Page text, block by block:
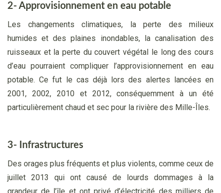
2- Approvisionnement en eau potable
Les changements climatiques, la perte des milieux
humides et des plaines inondables, la canalisation des
ruisseaux et la perte du couvert végétal le long des cours
d’eau pourraient compliquer l’approvisionnement en eau
potable. Ce fut le cas déjà lors des alertes lancées en
2001, 2002, 2010 et 2012, conséquemment à un été
particulièrement chaud et sec pour la rivière des Mille-Îles.
3- Infrastructures
Des orages plus fréquents et plus violents, comme ceux de
juillet 2013 qui ont causé de lourds dommages à la